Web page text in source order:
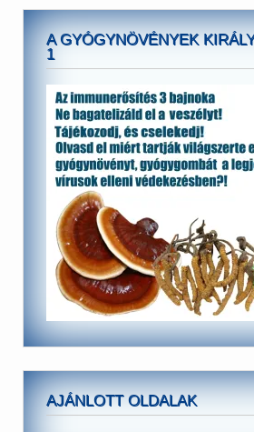
A GYÓGYNÖVÉNYEK
1
AJÁNLOTT OLDALAK